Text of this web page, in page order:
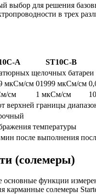
выбор для решения
в трех
A ST10C-B
щелочных
мкСм/см 01999 мкСм/см
см 1 мкСм/см
верхней границы
температуры
мин после выполнения
(солемеры)
функции
карманные солемеры